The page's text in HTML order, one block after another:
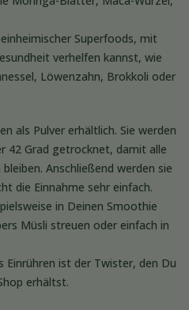
Superfoods, mit
verhelfen kannst, wie
Löwenzahn, Brokkoli oder
als Pulver erhältlich. Sie werden
42 Grad getrocknet, damit alle
Anschließend werden sie
die Einnahme sehr einfach.
in Deinen Smoothie
Müsli streuen oder einfach in
ist der Twister, den Du
erhältst.